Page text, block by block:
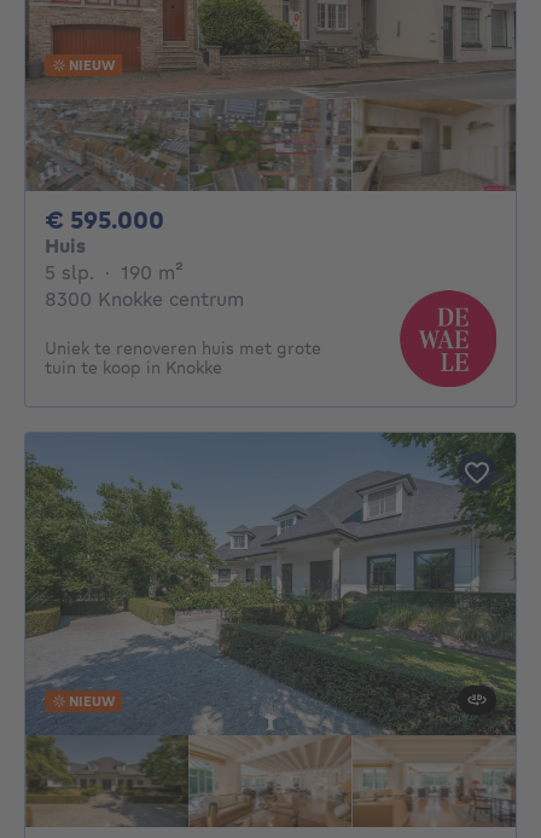
NIEUW
€ 595.000
Huis
5 slp. 5 slaapkamers
· 190 m²
8300 Knokke centrum
Uniek te renoveren huis met grote
tuin te koop in Knokke
NIEUW